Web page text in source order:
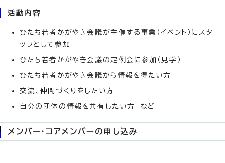
活動内容
ひたち若者かがやき会議が主催する事業（イベント）にスタ
ッフとして参加
ひたち若者かがやき会議の定例会に参加（見学）
ひたち若者かがやき会議から情報を得たい方
交流、仲間づくりをしたい方
自分の団体の情報を共有したい方 など
メンバー・コアメンバーの申し込み